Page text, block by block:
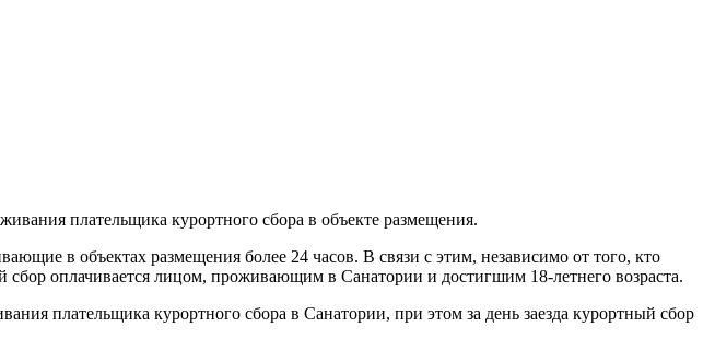
плательщика курортного сбора в объекте размещения.
в объектах размещения более 24 часов. В связи с этим, независимо от того, кто
оплачивается лицом, проживающим в Санатории и достигшим 18-летнего возраста.
плательщика курортного сбора в Санатории, при этом за день заезда курортный сбор